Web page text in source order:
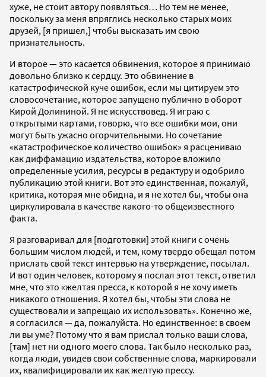
хуже, не стоит автору появляться… Но тем не менее,
поскольку за меня впряглись несколько старых моих
друзей, [я пришел,] чтобы высказать им свою
признательность.
И второе — это касается обвинения, которое я принимаю
довольно близко к сердцу. Это обвинение в
катастрофической куче ошибок, если мы цитируем это
словосочетание, которое запущено публично в оборот
Кирой Долининой. Я не искусствовед. Я играю с
открытыми картами, говорю, что все ошибки мои, они
могут быть ужасно огорчительными. Но сочетание
«катастрофическое количество ошибок» я расцениваю
как диффамацию издательства, которое вложило
определенные усилия, ресурсы в редактуру и одобрило
публикацию этой книги. Вот это единственная, пожалуй,
критика, которая мне обидна, и я не хотел бы, чтобы она
циркулировала в качестве какого-то общеизвестного
факта.
Я разговаривал для [подготовки] этой книги с очень
большим числом людей, и тем, кому твердо обещал потом
прислать свой текст интервью на утверждение, посылал.
И вот один человек, которому я послал этот текст, ответил
мне, что это «желтая пресса, к которой я не хочу иметь
никакого отношения. Я хотел бы, чтобы эти слова не
существовали и запрещаю их использовать». Конечно же,
я согласился — да, пожалуйста. Но единственное: в своем
ли вы уме? Потому что я вам прислал только ваши слова,
[там] нет ни одного моего слова. Так было несколько раз,
когда люди, увидев свои собственные слова, маркировали
их, квалифицировали их как желтую прессу.